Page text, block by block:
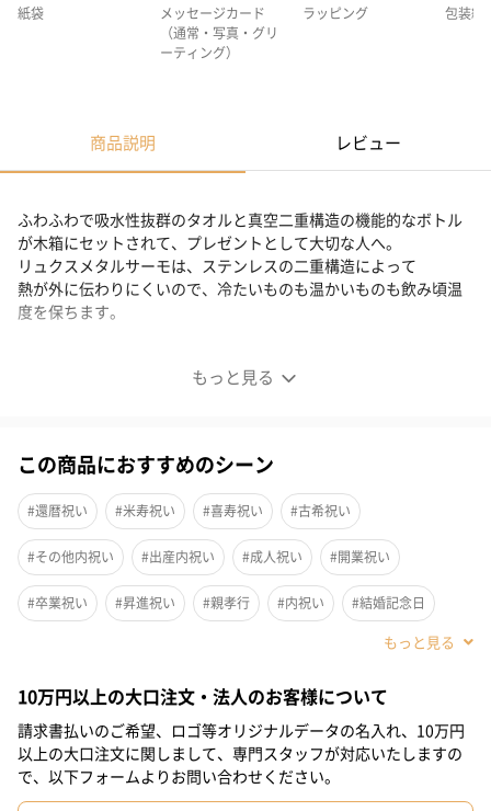
紙袋
メッセージカード
（通常・写真・グリ
ーティング）
ラッピング 包装紙
商品説明 レビュー
もっと見る
ふわふわで吸水性抜群のタオルと真空二重構造の機能的なボトル
が木箱にセットされて、プレゼントとして大切な人へ。
リュクスメタルサーモは、ステンレスの二重構造によって
熱が外に伝わりにくいので、冷たいものも温かいものも飲み頃温
度を保ちます。
「すべての人々の暮らしに喜びと豊かさを」
ーブランド のこだわりー
私たちは、ライフスタイルが多様化し、
この商品におすすめのシーン
#還暦祝い #米寿祝い #喜寿祝い #古希祝い
#その他内祝い #出産内祝い #成人祝い #開業祝い
#卒業祝い #昇進祝い #親孝行 #内祝い #結婚記念日
#誕生日×親戚男性 #誕生日×義母 #誕生日×義父
#誕生日×部下女性 #誕生日×部下男性 #誕生日×甥
#誕生日×姪 #誕生日×娘 #誕生日×息子
10万円以上の大口注文・法人のお客様について
請求書払いのご希望、ロゴ等オリジナルデータの名入れ、10万円
以上の大口注文に関しまして、専門スタッフが対応いたしますの
で、以下フォームよりお問い合わせください。